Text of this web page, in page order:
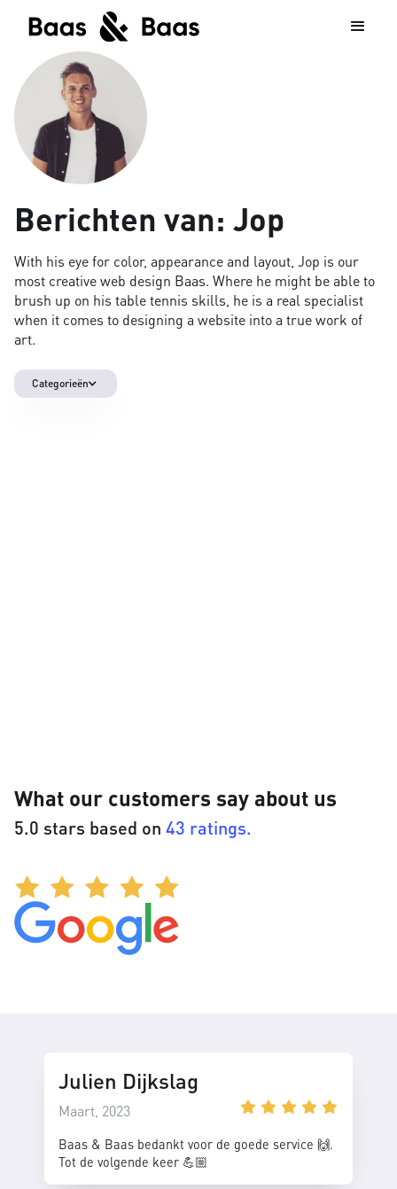
Berichten van: Jop
With his eye for color, appearance and layout, Jop is our
most creative web design Baas. Where he might be able to
brush up on his table tennis skills, he is a real specialist
when it comes to designing a website into a true work of
art.
Categorieën
What our customers say about us
5.0 stars based on 43 ratings.
Julien Dijkslag
Maart, 2023
Baas & Baas bedankt voor de goede service 🙌.
Tot de volgende keer 💪🏼